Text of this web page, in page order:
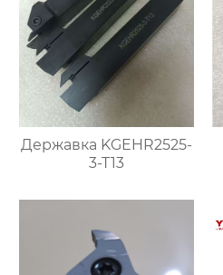
Державка KGEHR2525-
3-T13